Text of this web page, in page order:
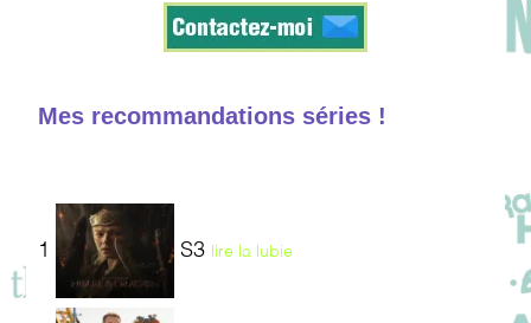
Mes recommandations séries !
1 S3 lire la lubie